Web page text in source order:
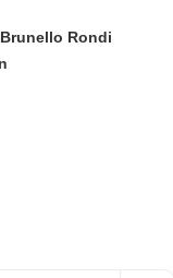
Brunello Rondi